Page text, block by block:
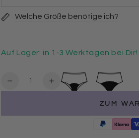
Welche Größe benötige ich?
Auf Lager: in 1-3 Werktagen bei Dir!
Verringere
für
Erhöhe
für
ZUM